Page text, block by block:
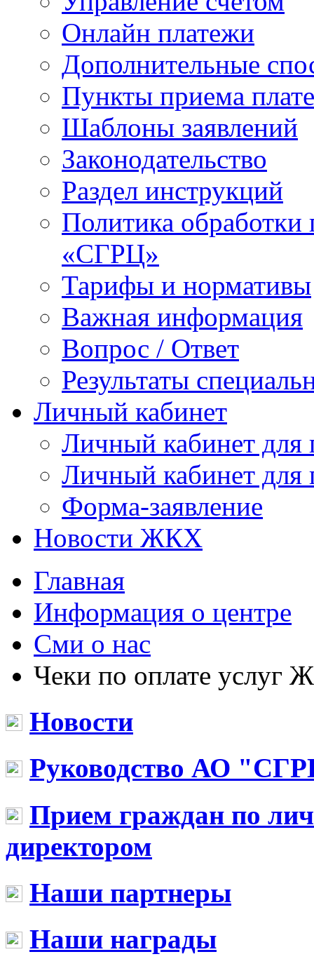
Онлайн платежи
Дополнительные
Пункты приема
Шаблоны заявлений
Законодательство
Раздел инструкций
Политика
«СГРЦ»
Тарифы и нормативы
Важная информация
Вопрос / Ответ
Результаты
Личный кабинет
Личный кабинет
Личный кабинет
Форма-заявление
Новости ЖКХ
Главная
Информация о центре
Сми о нас
Чеки по оплате услуг
Новости
Руководство АО
Прием граждан по
директором
Наши партнеры
Наши награды